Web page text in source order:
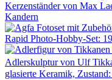
Kerzenständer von Max
Kandern
Rapid Photo-Hobby-Set:
Adlerskulptur von Ulf
glasierte Keramik,